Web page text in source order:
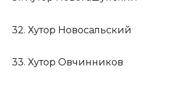
32. Хутор Новосальский
33. Хутор Овчинников